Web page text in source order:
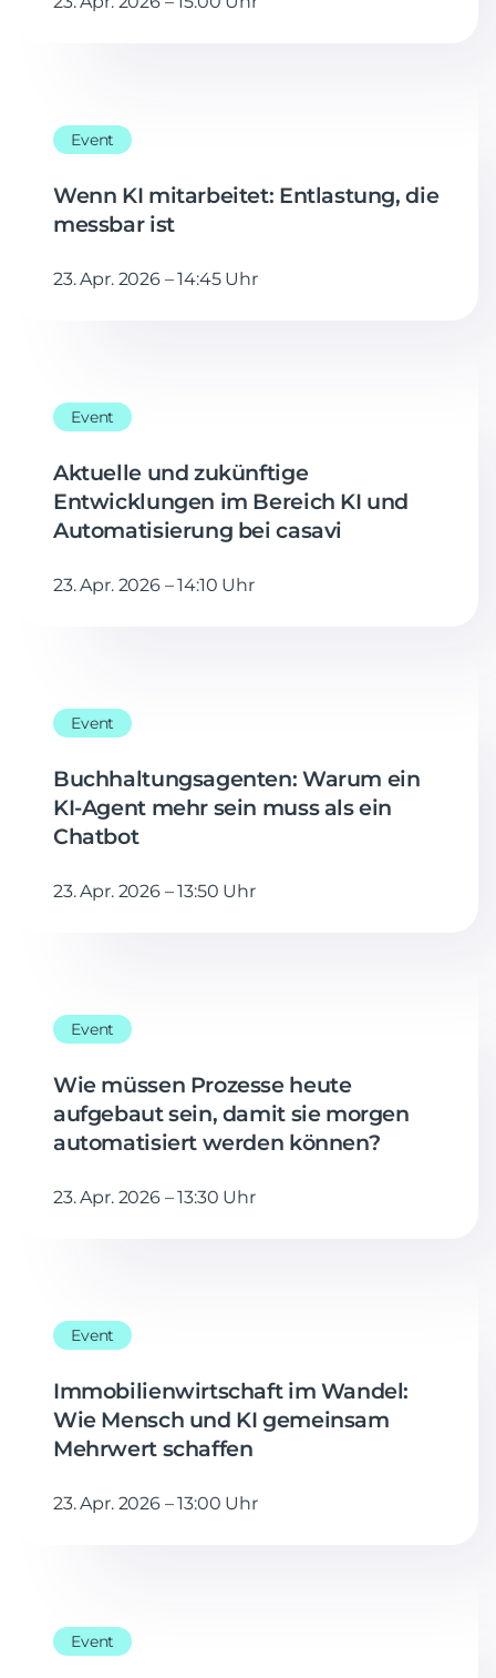
Event
Wenn KI mitarbeitet: Entlastung, die
messbar ist
23. Apr. 2026 – 14:45 Uhr
Event
Aktuelle und zukünftige
Entwicklungen im Bereich KI und
Automatisierung bei casavi
23. Apr. 2026 – 14:10 Uhr
Event
Buchhaltungsagenten: Warum ein
KI-Agent mehr sein muss als ein
Chatbot
23. Apr. 2026 – 13:50 Uhr
Event
Wie müssen Prozesse heute
aufgebaut sein, damit sie morgen
automatisiert werden können?
23. Apr. 2026 – 13:30 Uhr
Event
Immobilienwirtschaft im Wandel:
Wie Mensch und KI gemeinsam
Mehrwert schaffen
23. Apr. 2026 – 13:00 Uhr
Event